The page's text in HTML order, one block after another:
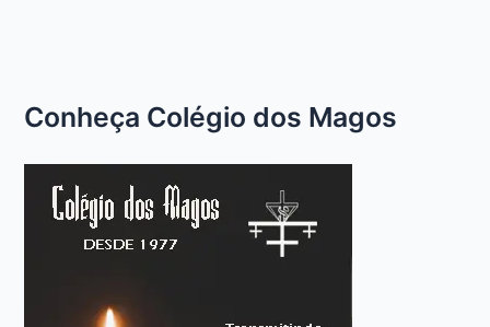
Conheça Colégio dos Magos